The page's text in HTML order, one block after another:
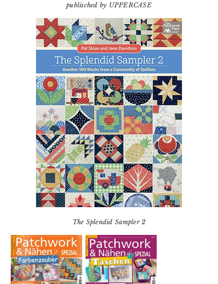
publisched by UPPERCASE
The Splendid Sampler 2